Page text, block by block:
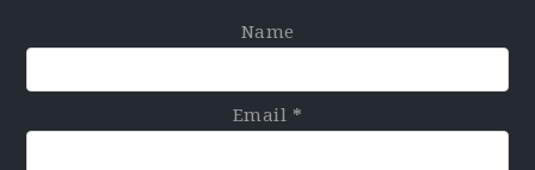
Name
Email *